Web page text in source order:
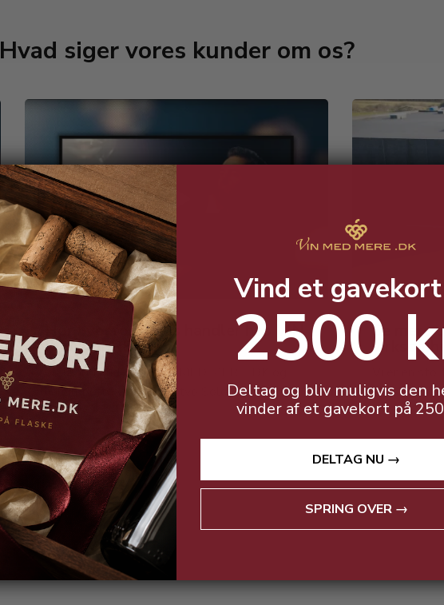
Hvad siger vores kunder om os?
Hør hvorfor Claus handler hos VIN
MED MERE .DK
Claus er kunde hos VIN MED MERE .DK og
handler ofte vores Primitvo Solone 17%...
Se mere
Vi er en
passion for
Vind et
2500
Deltag og bliv muligvis den
vinder af et gavekort på
DELTAG NU →
SPRING OVER →